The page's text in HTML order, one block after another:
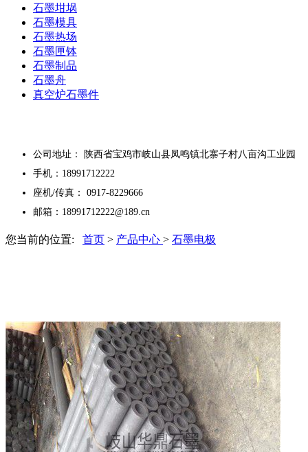
石墨坩埚
石墨模具
石墨热场
石墨匣钵
石墨制品
石墨舟
真空炉石墨件
公司地址： 陕西省宝鸡市岐山县凤鸣镇北寨子村八亩沟工业园
手机：18991712222
座机/传真： 0917-8229666
邮箱：18991712222@189.cn
您当前的位置: 首页 > 产品中心 > 石墨电极